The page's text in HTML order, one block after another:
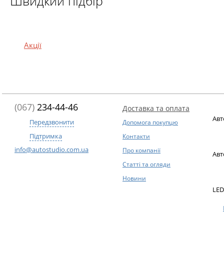
Акції
(067) 234-44-46
Передзвонити
Підтримка
info@autostudio.com.ua
Доставка та оплата
Допомога покупцю
Контакти
Про компанії
Статті та огляди
Новини